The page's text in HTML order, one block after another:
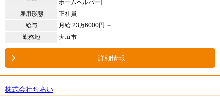
ホームヘルパー]
雇用形態
正社員
給与
月給 23万6000円 ～
勤務地
大垣市
詳細情報
株式会社ちあい